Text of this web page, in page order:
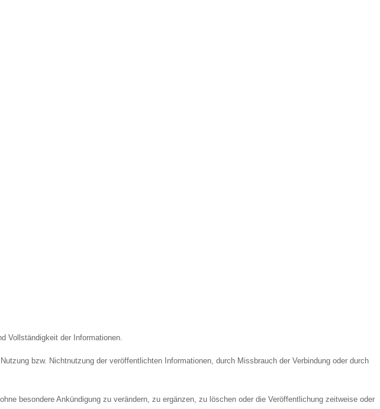
Vollständigkeit der Informationen.
bzw. Nichtnutzung der veröffentlichten Informationen, durch Missbrauch der Verbindung oder durch
besondere Ankündigung zu verändern, zu ergänzen, zu löschen oder die Veröffentlichung zeitweise oder